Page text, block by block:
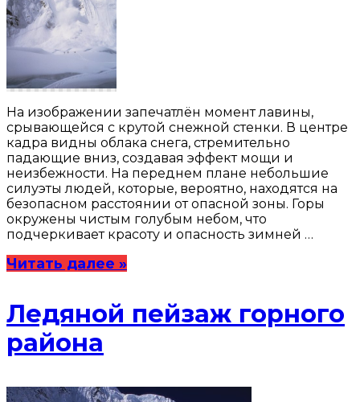
На изображении запечатлён момент лавины,
срывающейся с крутой снежной стенки. В центре
кадра видны облака снега, стремительно
падающие вниз, создавая эффект мощи и
неизбежности. На переднем плане небольшие
силуэты людей, которые, вероятно, находятся на
безопасном расстоянии от опасной зоны. Горы
окружены чистым голубым небом, что
подчеркивает красоту и опасность зимней …
Читать далее »
Ледяной пейзаж горного
района